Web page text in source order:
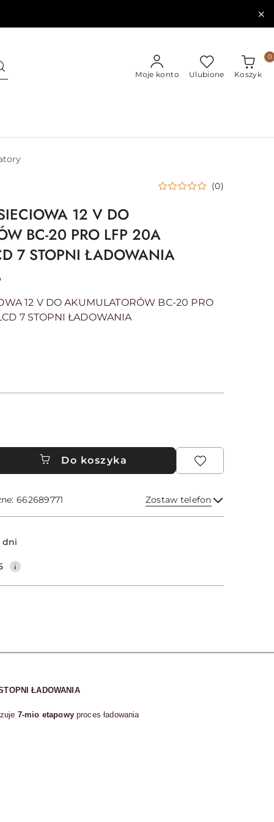
Moje konto Ulubione Koszyk
0
(0)
12 V DO
BC-20 PRO LFP 20A
7 STOPNI ŁADOWANIA
12 V DO AKUMULATORÓW BC-20 PRO
7 STOPNI ŁADOWANIA
Do koszyka
662689771 Zostaw telefon
Wyślij
dni
ŁADOWANIA
7-mio etapowyproces ładowania